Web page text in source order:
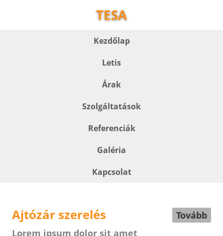
TESA
Kezdőlap
Letis
Árak
Szolgáltatások
Referenciák
Galéria
Kapcsolat
Ajtózár szerelés
Tovább
Lorem ipsum dolor sit amet